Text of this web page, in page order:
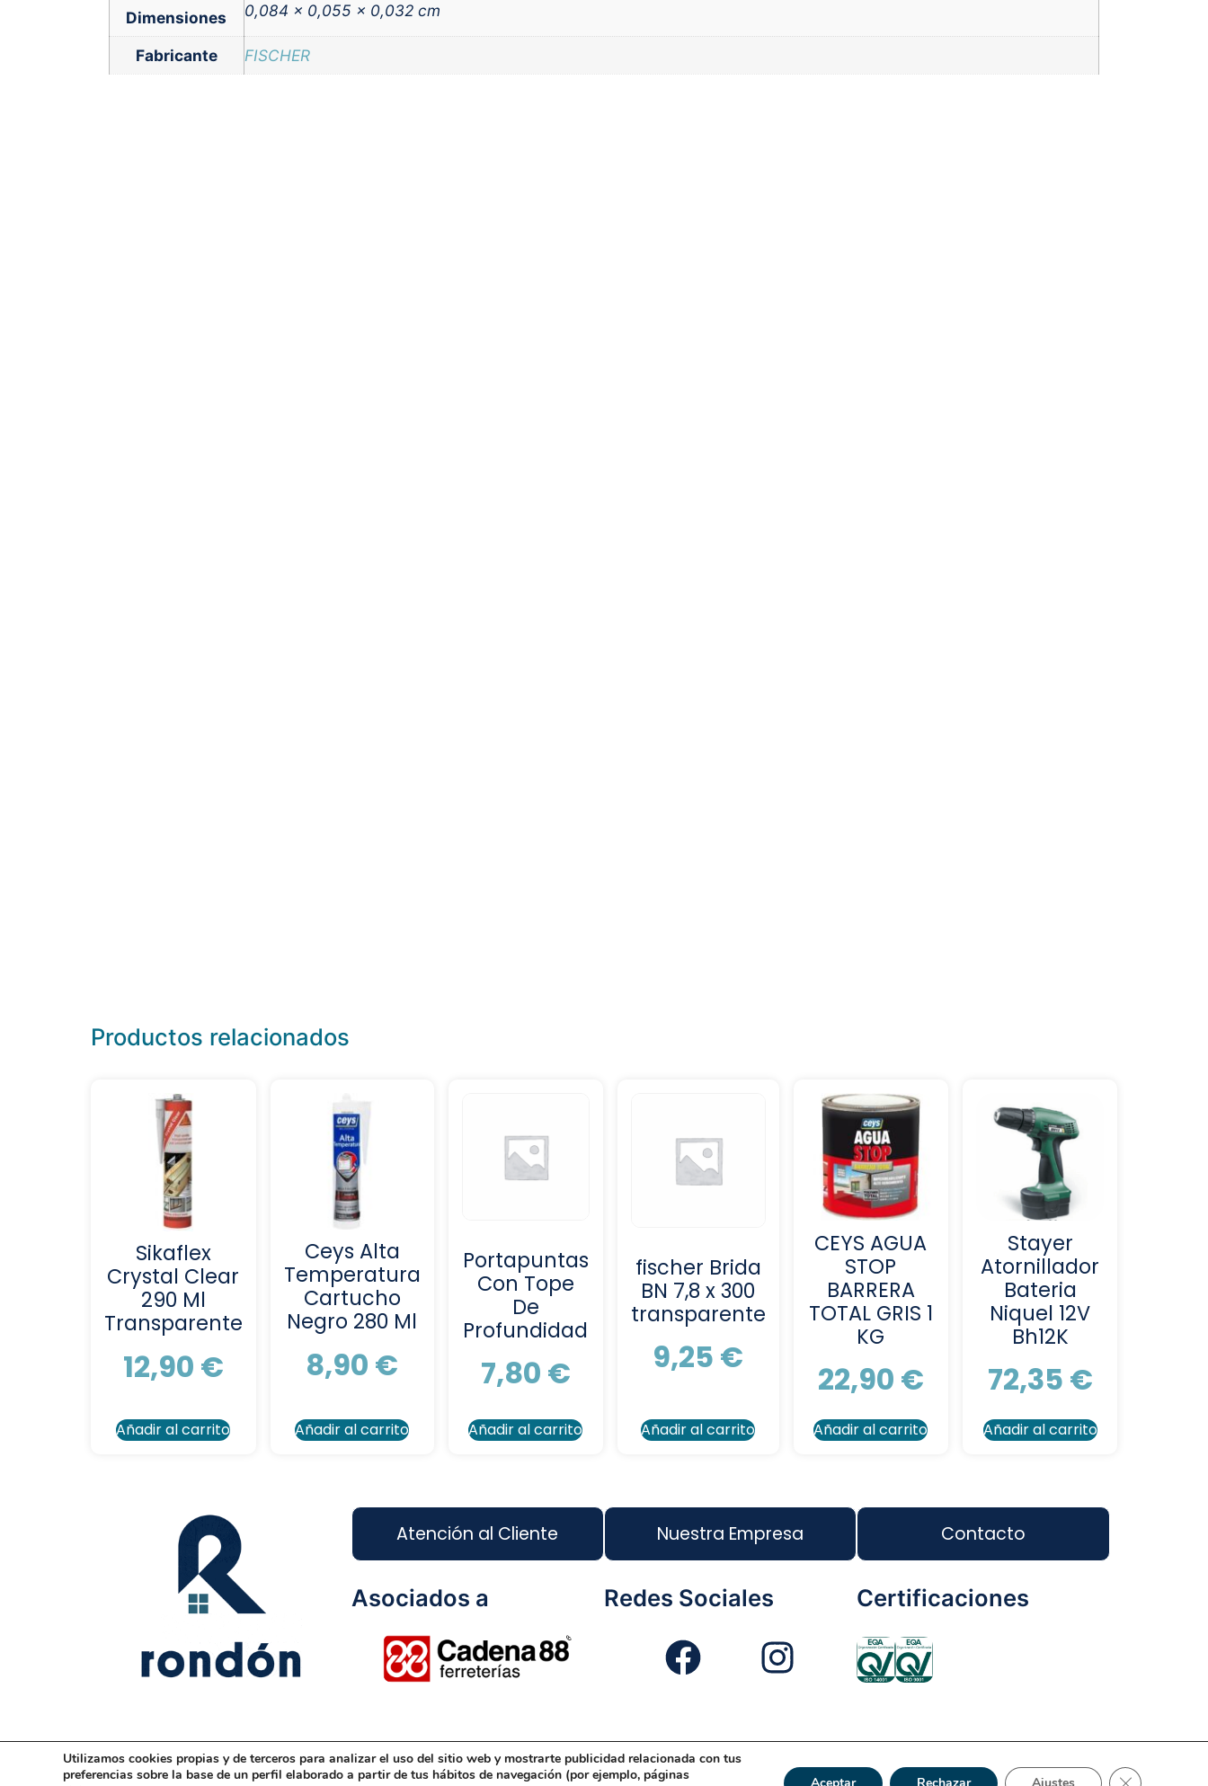
Dimensiones 0,084 × 0,055 × 0,032 cm
Fabricante FISCHER
Productos relacionados
Sikaflex
Crystal Clear
290 Ml
Transparente
12,90 €
Añadir al carrito
Ceys Alta
Temperatura
Cartucho
Negro 280 Ml
8,90 €
Añadir al carrito
Portapuntas
Con Tope
De
Profundidad
7,80 €
Añadir al carrito
fischer Brida
BN 7,8 x 300
transparente
9,25 €
Añadir al carrito
CEYS AGUA
STOP
BARRERA
TOTAL GRIS 1
KG
22,90 €
Añadir al carrito
Stayer
Atornillador
Bateria
Niquel 12V
Bh12K
72,35 €
Añadir al carrito
Atención al Cliente
Asociados a
Nuestra Empresa
Redes Sociales
Contacto
Certificaciones
Aviso Legal Condiciones Generales Diseño Web Política de Cookies Política de Gestión Política de Privacidad Reciclaje Tienda Online
Utilizamos cookies propias y de terceros para analizar el uso del sitio web y mostrarte publicidad relacionada con tus
preferencias sobre la base de un perfil elaborado a partir de tus hábitos de navegación (por ejemplo, páginas
Cerrar el